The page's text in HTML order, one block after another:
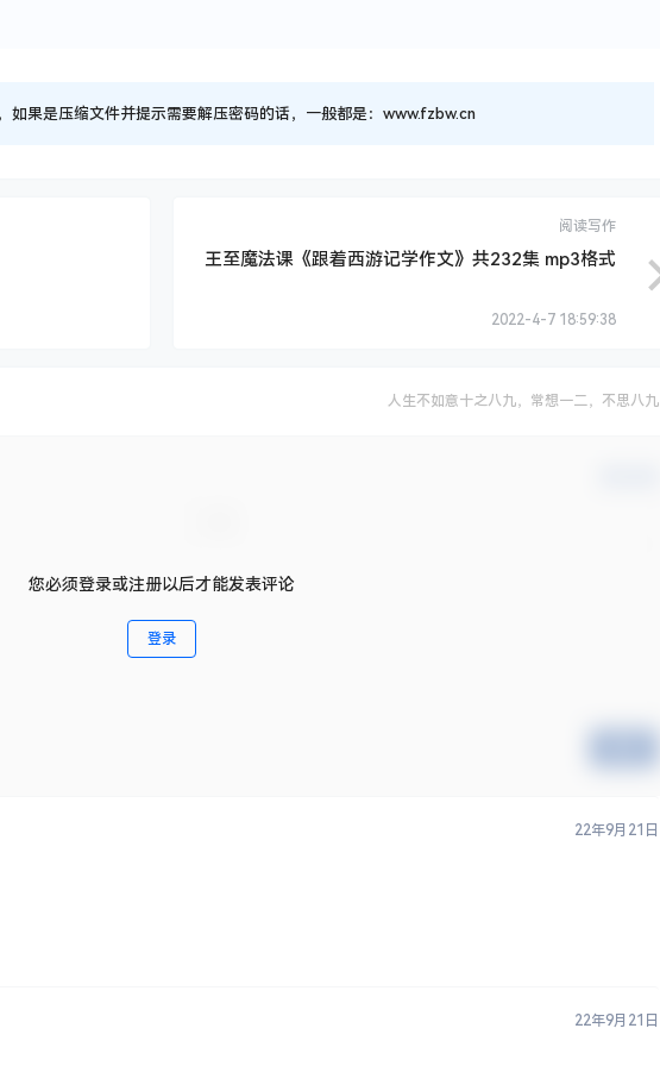
如果是压缩文件并提示需要解压密码的话，一般都是：www.fzbw.cn
阅读写作
王至魔法课《跟着西游记学作文》共232集 mp3格式
2022-4-7 18:59:38
人生不如意十之八九，常想一二，不思八九
您必须登录或注册以后才能发表评论
登录
22年9月21日
22年9月21日